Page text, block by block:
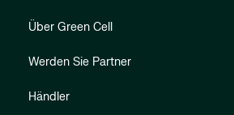
Über Green Cell
Werden Sie Partner
Händler